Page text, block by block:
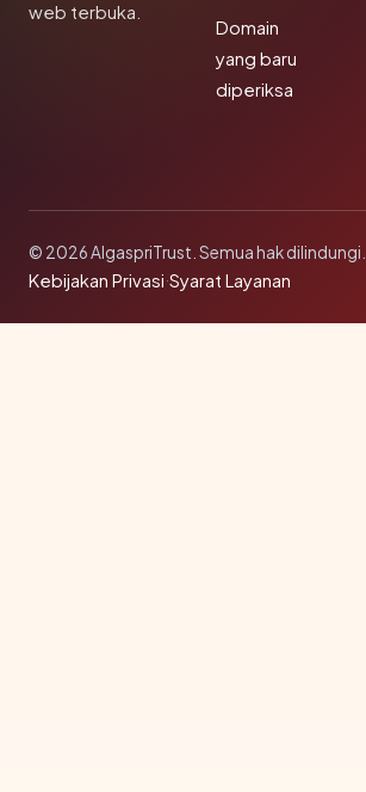
web terbuka.
Domain
yang baru
diperiksa
© 2026 AlgaspriTrust. Semua hak dilindungi.
Kebijakan Privasi·Syarat Layanan